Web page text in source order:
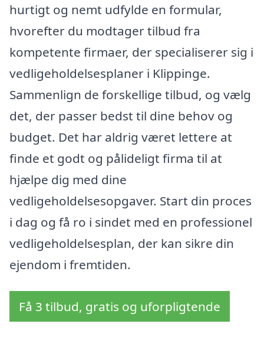
hurtigt og nemt udfylde en formular,
hvorefter du modtager tilbud fra
kompetente firmaer, der specialiserer sig i
vedligeholdelsesplaner i Klippinge.
Sammenlign de forskellige tilbud, og vælg
det, der passer bedst til dine behov og
budget. Det har aldrig været lettere at
finde et godt og pålideligt firma til at
hjælpe dig med dine
vedligeholdelsesopgaver. Start din proces
i dag og få ro i sindet med en professionel
vedligeholdelsesplan, der kan sikre din
ejendom i fremtiden.
Få 3 tilbud, gratis og uforpligtende